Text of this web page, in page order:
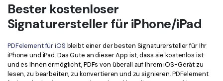
Bester kostenloser
Signaturersteller für iPhone/iPad
PDFelement für iOS bleibt einer der besten Signaturersteller für Ihr
iPhone und iPad. Das Gute an dieser App ist, dass sie kostenlos ist
und es Ihnen ermöglicht, PDFs von überall auf Ihrem iOS-Gerät zu
lesen, zu bearbeiten, zu konvertieren und zu signieren. PDFelement